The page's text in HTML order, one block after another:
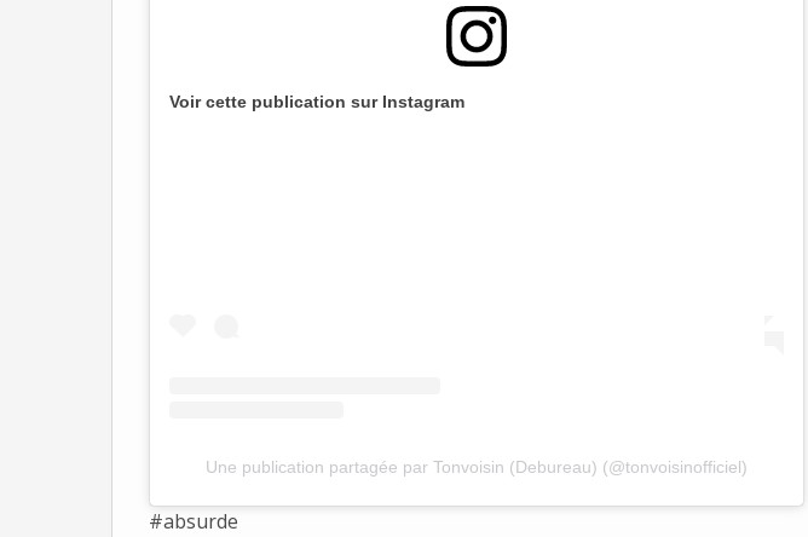
Voir cette publication sur Instagram
Une publication partagée par Tonvoisin (Debureau) (@tonvoisinofficiel)
#absurde